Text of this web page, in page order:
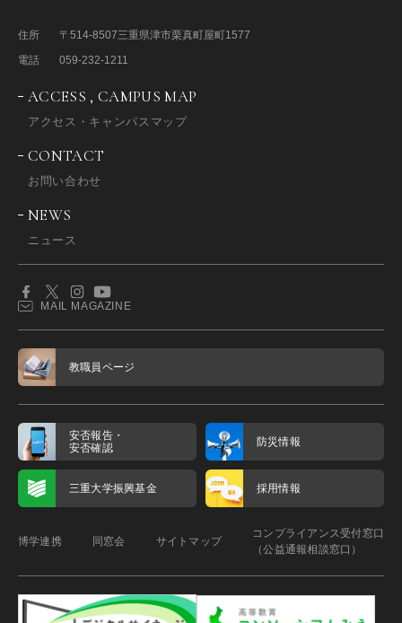
住所 〒514-8507三重県津市栗真町屋町1577
電話
059-232-1211
ACCESS , CAMPUS MAP
アクセス・キャンパスマップ
CONTACT
お問い合わせ
NEWS
ニュース
MAIL MAGAZINE
教職員ページ
安否報告・
安否確認
防災情報
三重大学振興基金 採用情報
博学連携 同窓会 サイトマップ
コンプライアンス受付窓口
（公益通報相談窓口）